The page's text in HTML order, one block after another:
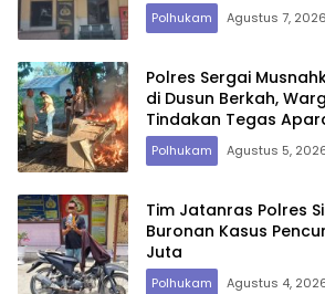
Polhukam Agustus 7, 2026
Polres Sergai
di Dusun Berkah,
Tindakan Tegas
Polhukam Agustus 5,
Tim Jatanras Polres
Buronan Kasus
Juta
Polhukam Agustus 4,